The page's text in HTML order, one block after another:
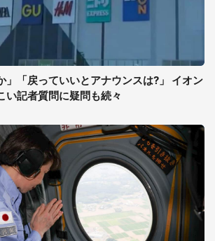
」「戻っていいとアナウンスは?」 イオン
い記者質問に疑問も続々